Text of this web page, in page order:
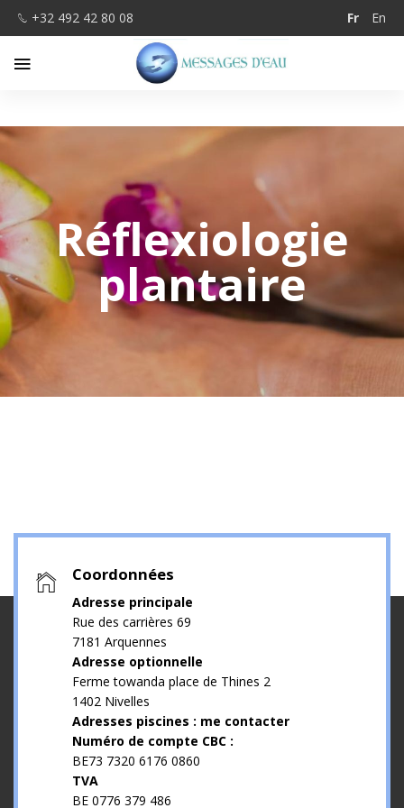
+32 492 42 80 08 Fr En
Réflexiologie
plantaire
Coordonnées
Adresse principale
Rue des carrières 69
7181 Arquennes
Adresse optionnelle
Ferme towanda place de Thines 2
1402 Nivelles
Adresses piscines : me contacter
Numéro de compte CBC :
BE73 7320 6176 0860
TVA
BE 0776 379 486